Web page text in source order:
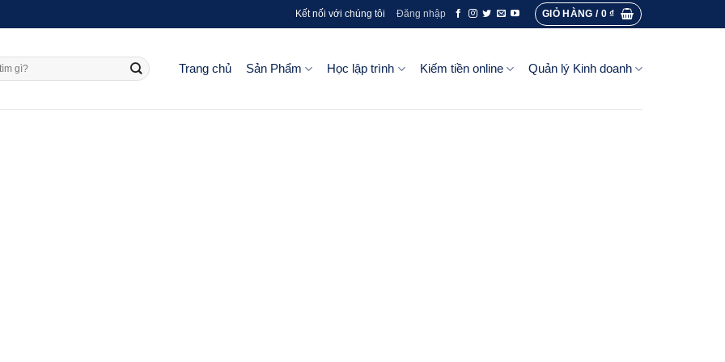
Kết nối với chúng tôi Đăng nhập GIỎ HÀNG / 0₫
Trang chủ Sản Phẩm Học lập trình Kiếm tiền online Quản lý Kinh doanh